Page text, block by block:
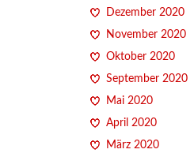
Dezember 2020
November 2020
Oktober 2020
September 2020
Mai 2020
April 2020
März 2020